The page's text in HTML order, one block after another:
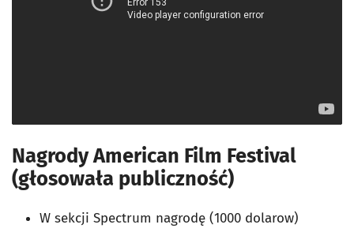
Nagrody American Film Festival
(głosowała publiczność)
W sekcji Spectrum nagrodę (1000 dolarow)